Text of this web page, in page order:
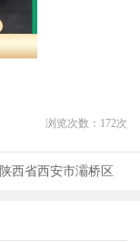
浏览次数： 172次
陕西省西安市灞桥区